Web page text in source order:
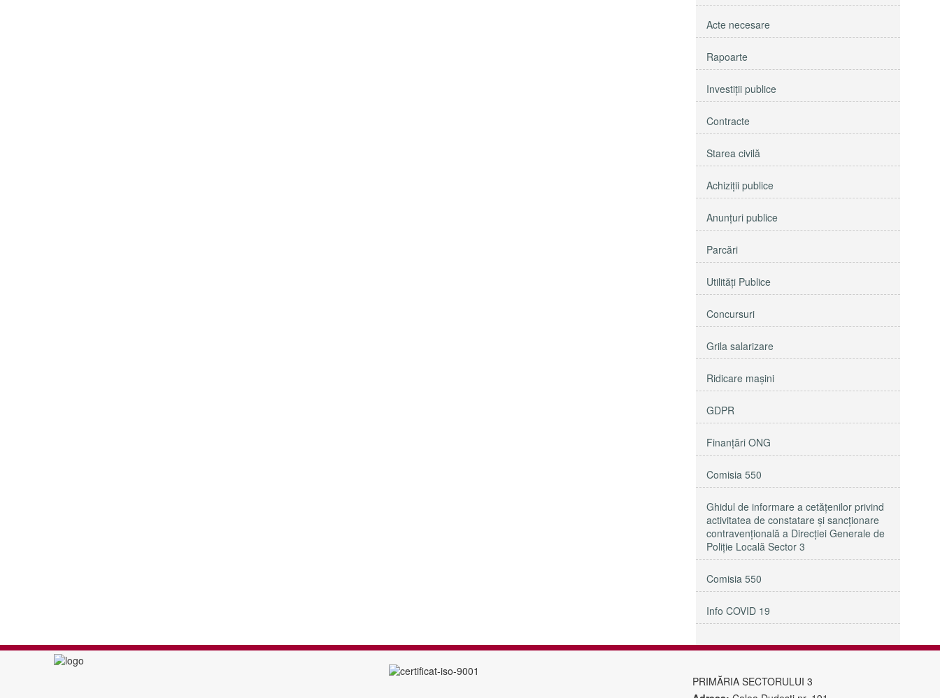
Acte necesare
Rapoarte
Investiţii publice
Contracte
Starea civilă
Achiziţii publice
Anunţuri publice
Parcări
Utilităţi Publice
Concursuri
Grila salarizare
Ridicare maşini
GDPR
Finanțări ONG
Comisia 550
Ghidul de informare a cetățenilor privind
activitatea de constatare și sancționare
contravențională a Direcției Generale de
Poliție Locală Sector 3
Comisia 550
Info COVID 19
PRIMĂRIA SECTORULUI 3